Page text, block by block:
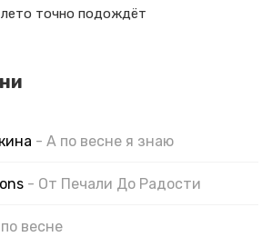
точно подождёт
- А по весне я знаю
- От Печали До Радости
весне